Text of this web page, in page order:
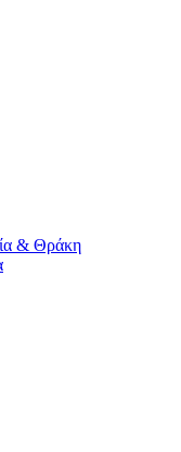
& Θράκη